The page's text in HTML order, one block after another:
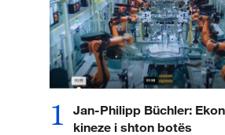
1
Jan-Philipp Büchler:
kineze i shton botës